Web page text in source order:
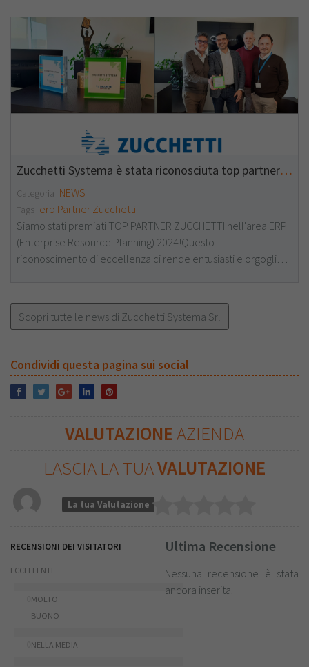
qualsiasi dispositivo, Infinity Zucchetti migliora l'efficienza, il
controllo e la condivisione delle informazioni, riducendo i
tempi operativi. Relatore: Stefano Alderotti VAI ALLA DEMO
Zucchetti Systema è stata riconosciuta top partner ERP 2024
Categoria NEWS
Tags erp Partner Zucchetti
Siamo stati premiati TOP PARTNER ZUCCHETTI nell'area ERP
(Enterprise Resource Planning) 2024!Questo
riconoscimento di eccellenza ci rende entusiasti e orgogliosi
innovazione continua portano risultati costanti nel tempo e
permettono di offrire ai propri clienti competenze
innovazione e insieme a tutto l'ecosistema Zucchetti la
trasformiamo in azione sul mercato!
Scopri tutte le news di Zucchetti Systema Srl
Condividi questa pagina sui social
VALUTAZIONEAZIENDA
LASCIA LA TUAVALUTAZIONE
La tua Valutazione
RECENSIONI DEI VISITATORI
ECCELLENTE
MOLTO
BUONO
NELLA MEDIA
Ultima Recensione
Nessuna recensione è stata
ancora inserita.